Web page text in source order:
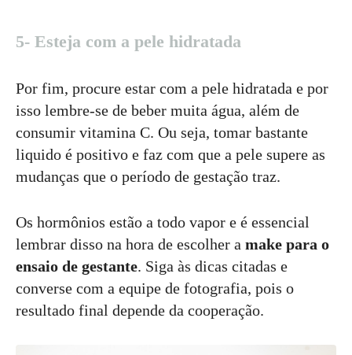
5- Esteja com a pele hidratada
Por fim, procure estar com a pele hidratada e por
isso lembre-se de beber muita água, além de
consumir vitamina C. Ou seja, tomar bastante
liquido é positivo e faz com que a pele supere as
mudanças que o período de gestação traz.
Os hormônios estão a todo vapor e é essencial
lembrar disso na hora de escolher a make para o
ensaio de gestante. Siga às dicas citadas e
converse com a equipe de fotografia, pois o
resultado final depende da cooperação.